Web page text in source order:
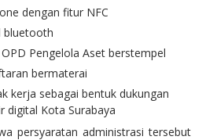
dengan fitur NFC
bluetooth
Pengelola Aset berstempel
bermaterai
kerja sebagai bentuk dukungan
digital Kota Surabaya
persyaratan administrasi tersebut